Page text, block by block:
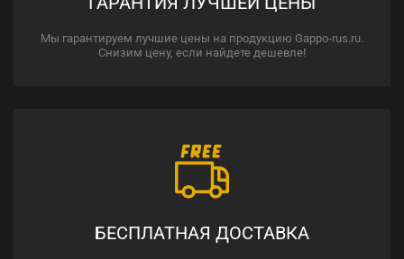
Мы гарантируем лучшие цены на продукцию Gappo-rus.ru.
Снизим цену, если найдете дешевле!
БЕСПЛАТНАЯ ДОСТАВКА